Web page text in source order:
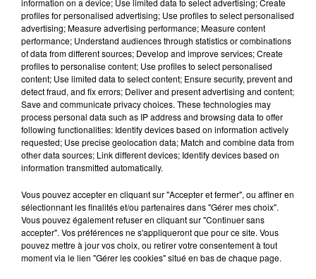
du dépôt de cookies que vous avez exprimé. Si
vous souhaitez l'afficher, merci de nous donner
votre accord en cliquant sur le bouton ci-
dessous.
Afficher l'élément
Cet élément est masqué compte-tenu du refus
du dépôt de cookies que vous avez exprimé. Si
votre accord en cliquant sur le bouton ci-
dessous.
Afficher l'élément
profiles for personalised advertising; Use profiles to select personalised
advertising; Measure advertising performance; Measure content
performance; Understand audiences through statistics or combinations
of data from different sources; Develop and improve services; Create
profiles to personalise content; Use profiles to select personalised
content; Use limited data to select content; Ensure security, prevent and
detect fraud, and fix errors; Deliver and present advertising and content;
Save and communicate privacy choices. These technologies may
process personal data such as IP address and browsing data to offer
following functionalities: Identify devices based on information actively
requested; Use precise geolocation data; Match and combine data from
other data sources; Link different devices; Identify devices based on
information transmitted automatically.
Vous pouvez accepter en cliquant sur "Accepter et fermer", ou affiner en
sélectionnant les finalités et/ou partenaires dans "Gérer mes choix".
Vous pouvez également refuser en cliquant sur "Continuer sans
accepter". Vos préférences ne s'appliqueront que pour ce site. Vous
pouvez mettre à jour vos choix, ou retirer votre consentement à tout
moment via le lien "Gérer les cookies" situé en bas de chaque page.